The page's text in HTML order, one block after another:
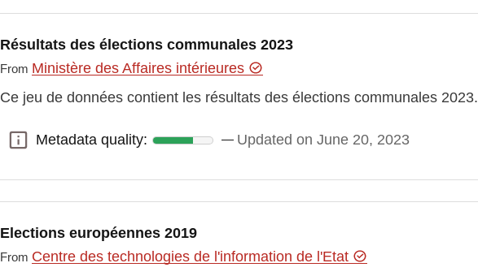
Résultats des élections communales 2023
From Ministère des Affaires intérieures
Ce jeu de données contient les résultats des élections communales 2023.
Metadata quality:
Metadata quality: Updated on June 20, 2023
Elections européennes 2019
From Centre des technologies de l'information de l'Etat